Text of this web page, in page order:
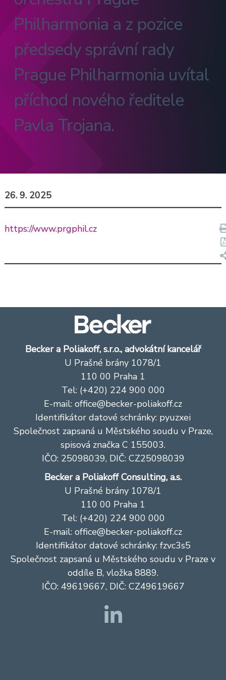
Philharmonia a z pozice
předsedy správní rady
Prague Philharmonia uvítal
příchod nového ředitele
Pavla Trojana.
26. 9. 2025
https://www.prgphil.cz
Becker a Poliakoff, s.r.o., advokátní kancelář
U Prašné brány 1078/1
110 00 Praha 1
Tel: (+420) 224 900 000
E-mail: office@becker-poliakoff.cz
Identifikátor datové schránky: pyuzxei
Společnost zapsaná u Městského soudu v Praze,
spisová značka C 155003.
IČO: 25098039, DIČ: CZ25098039
Becker a Poliakoff Consulting, a.s.
U Prašné brány 1078/1
110 00 Praha 1
Tel: (+420) 224 900 000
E-mail: office@becker-poliakoff.cz
Identifikátor datové schránky: fzvc3s5
Společnost zapsaná u Městského soudu v Praze v
oddíle B, vložka 8889.
IČO: 49619667, DIČ: CZ49619667